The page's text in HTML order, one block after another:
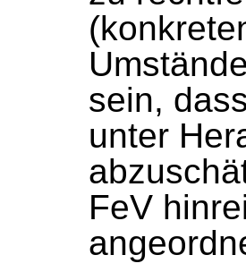
sein,
unter
FeV